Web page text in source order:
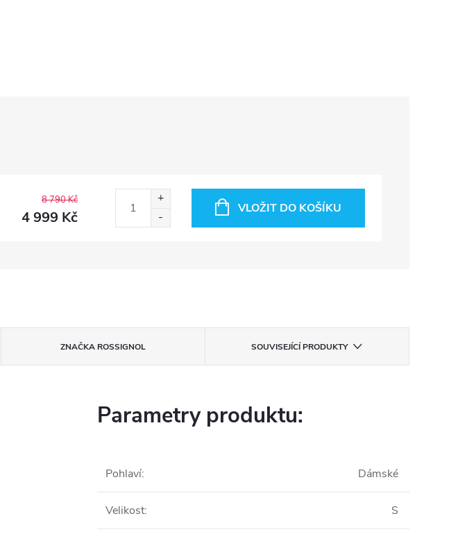
8 790 Kč
4 999 Kč VLOŽIT DO KOŠÍKU
ZNAČKAROSSIGNOL SOUVISEJÍCÍ PRODUKTY
Parametry produktu:
Pohlaví: Dámské
Velikost: S